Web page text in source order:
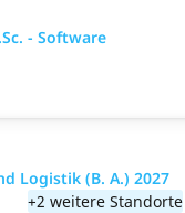
- Software
Logistik (B. A.) 2027
+2 weitere Standorte